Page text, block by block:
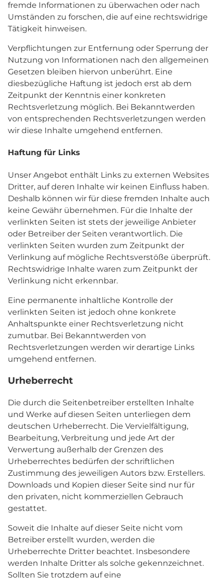
fremde Informationen zu überwachen oder nach
Umständen zu forschen, die auf eine rechtswidrige
Tätigkeit hinweisen.
Verpflichtungen zur Entfernung oder Sperrung der
Nutzung von Informationen nach den allgemeinen
Gesetzen bleiben hiervon unberührt. Eine
diesbezügliche Haftung ist jedoch erst ab dem
Zeitpunkt der Kenntnis einer konkreten
Rechtsverletzung möglich. Bei Bekanntwerden
von entsprechenden Rechtsverletzungen werden
wir diese Inhalte umgehend entfernen.
Haftung für Links
Unser Angebot enthält Links zu externen Websites
Dritter, auf deren Inhalte wir keinen Einfluss haben.
Deshalb können wir für diese fremden Inhalte auch
keine Gewähr übernehmen. Für die Inhalte der
verlinkten Seiten ist stets der jeweilige Anbieter
oder Betreiber der Seiten verantwortlich. Die
verlinkten Seiten wurden zum Zeitpunkt der
Verlinkung auf mögliche Rechtsverstöße überprüft.
Rechtswidrige Inhalte waren zum Zeitpunkt der
Verlinkung nicht erkennbar.
Eine permanente inhaltliche Kontrolle der
verlinkten Seiten ist jedoch ohne konkrete
Anhaltspunkte einer Rechtsverletzung nicht
zumutbar. Bei Bekanntwerden von
Rechtsverletzungen werden wir derartige Links
umgehend entfernen.
Urheberrecht
Die durch die Seitenbetreiber erstellten Inhalte
und Werke auf diesen Seiten unterliegen dem
deutschen Urheberrecht. Die Vervielfältigung,
Bearbeitung, Verbreitung und jede Art der
Verwertung außerhalb der Grenzen des
Urheberrechtes bedürfen der schriftlichen
Zustimmung des jeweiligen Autors bzw. Erstellers.
Downloads und Kopien dieser Seite sind nur für
den privaten, nicht kommerziellen Gebrauch
gestattet.
Soweit die Inhalte auf dieser Seite nicht vom
Betreiber erstellt wurden, werden die
Urheberrechte Dritter beachtet. Insbesondere
werden Inhalte Dritter als solche gekennzeichnet.
Sollten Sie trotzdem auf eine